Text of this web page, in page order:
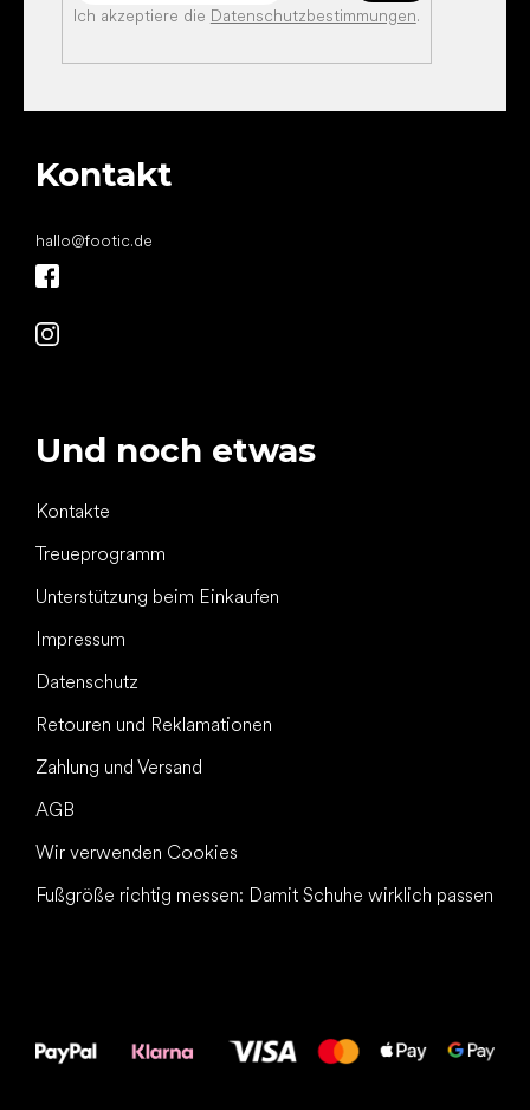
Ich akzeptiere die Datenschutzbestimmungen.
Kontakt
hallo@footic.de
Und noch etwas
Kontakte
Treueprogramm
Unterstützung beim Einkaufen
Impressum
Datenschutz
Retouren und Reklamationen
Zahlung und Versand
AGB
Wir verwenden Cookies
Fußgröße richtig messen: Damit Schuhe wirklich passen